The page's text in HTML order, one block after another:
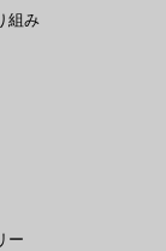
組み
ー